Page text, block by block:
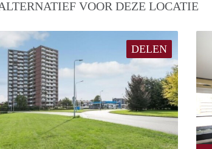
VOOR DEZE LOCATIE
DELEN